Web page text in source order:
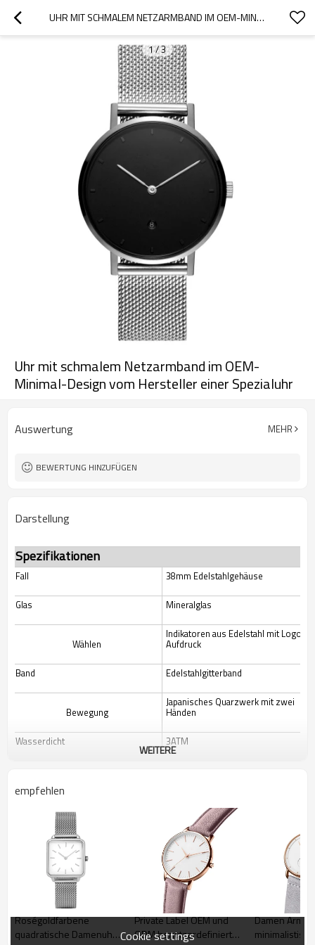
UHR MIT SCHMALEM NETZARMBAND IM OEM-MINIMAL-DESIGN VOM HERSTELLER EINER SPEZIALUHR
1/3
Uhr mit schmalem Netzarmband im OEM-
Minimal-Design vom Hersteller einer Spezialuhr
Auswertung MEHR
BEWERTUNG HINZUFÜGEN
Darstellung
Spezifikationen
Fall 38mm Edelstahlgehäuse
Glas Mineralglas
Wählen
Indikatoren aus Edelstahl mit Logo-
Aufdruck
Band Edelstahlgitterband
Bewegung
Japanisches Quarzwerk mit zwei
Händen
Wasserdicht
3ATM
WEITERE
empfehlen
Roségoldfarbene
quadratische Damenuhr
Private Label OEM und
ODM benutzerdefinierte
Damen
Cookie settings